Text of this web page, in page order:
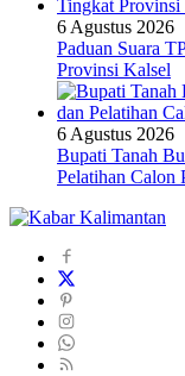
6 Agustus 2026
Paduan Suara
Provinsi Kalsel
6 Agustus 2026
Bupati Tanah
Pelatihan Calon